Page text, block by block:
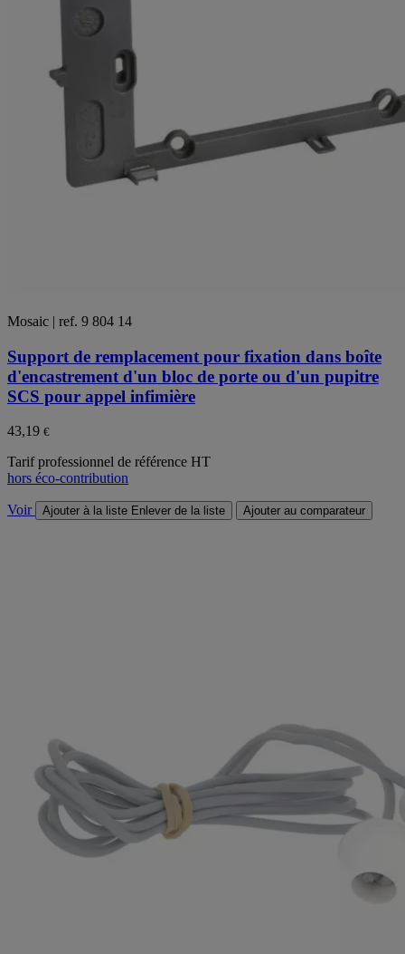
Mosaic | ref. 9 804 14
Support de remplacement pour fixation dans boîte
d'encastrement d'un bloc de porte ou d'un pupitre
SCS pour appel infimière
43,19 €
Tarif professionnel de référence HT
hors éco-contribution
Voir Ajouter à la liste Enlever de la liste Ajouter au comparateur